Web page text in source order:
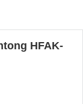
HFAK-